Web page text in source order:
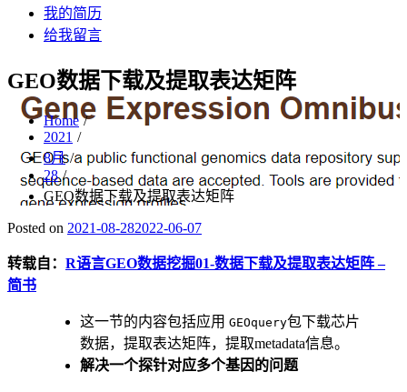
我的简历
给我留言
GEO数据下载及提取表达矩阵
Home
2021
8月
28
GEO数据下载及提取表达矩阵
Posted on 2021-08-282022-06-07
转载自： R语言GEO数据挖掘01-数据下载及提取表达矩阵 –
简书
这一节的内容包括应用 GEOquery包下载芯片
数据，提取表达矩阵，提取metadata信息。
解决一个探针对应多个基因的问题